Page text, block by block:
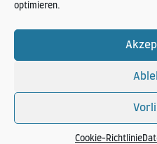
optimieren.
Cookie-Richtlinie
Konzert im Zelt
Neueste
Hansi Schitter